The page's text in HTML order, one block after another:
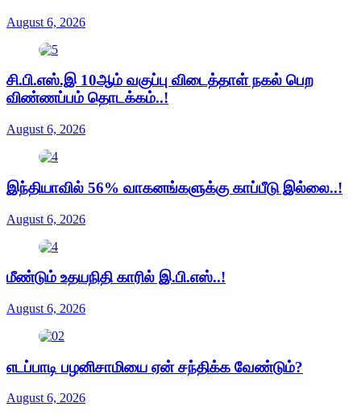
August 6, 2026
சி.பி.எஸ்.இ 10ஆம் வகுப்பு விடைத்தாள் நகல் பெற
விண்ணப்பம் தொடக்கம்..!
August 6, 2026
இந்தியாவில் 56% வாகனங்களுக்கு காப்பீடு இல்லை..!
August 6, 2026
மீண்டும் உதயநிதி காரில் இ.பி.எஸ்..!
August 6, 2026
எடப்பாடி பழனிசாமியை ஏன் சந்திக்க வேண்டும்?
August 6, 2026